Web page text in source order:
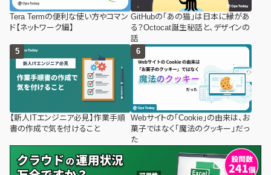
Tera Termの便利な使い方やコマン
ド【ネットワーク編】
GitHubの「あの猫」は日本に縁があ
る？Octocat誕生秘話と、デザインの
話
【新人ITエンジニア必見】作業手順
書の作成で気を付けること
Webサイトの「Cookie」の由来は、お
菓子ではなく「魔法のクッキー」だっ
た